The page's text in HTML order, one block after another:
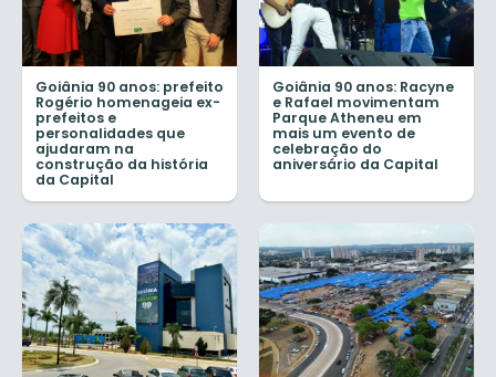
Goiânia 90 anos: prefeito
Rogério homenageia ex-
prefeitos e
personalidades que
ajudaram na
construção da história
da Capital
Goiânia 90 anos: Racyne
e Rafael movimentam
Parque Atheneu em
mais um evento de
celebração do
aniversário da Capital